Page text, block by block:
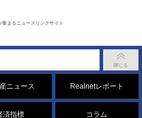
まるニュースリンクサイト
ニュース Realnetレポート
済指標 コラム